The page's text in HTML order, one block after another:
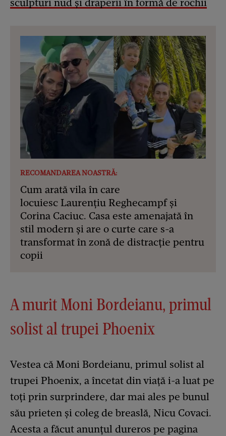
sculpturi nud și draperii în formă de rochii
RECOMANDAREA NOASTRĂ:
Cum arată vila în care
locuiesc Laurențiu Reghecampf și
Corina Caciuc. Casa este amenajată în
stil modern și are o curte care s-a
transformat în zonă de distracție pentru
copii
A murit Moni Bordeianu, primul
solist al trupei Phoenix
Vestea că Moni Bordeianu, primul solist al
trupei Phoenix, a încetat din viață i-a luat pe
toți prin surprindere, dar mai ales pe bunul
său prieten și coleg de breaslă, Nicu Covaci.
Acesta a făcut anunțul dureros pe pagina